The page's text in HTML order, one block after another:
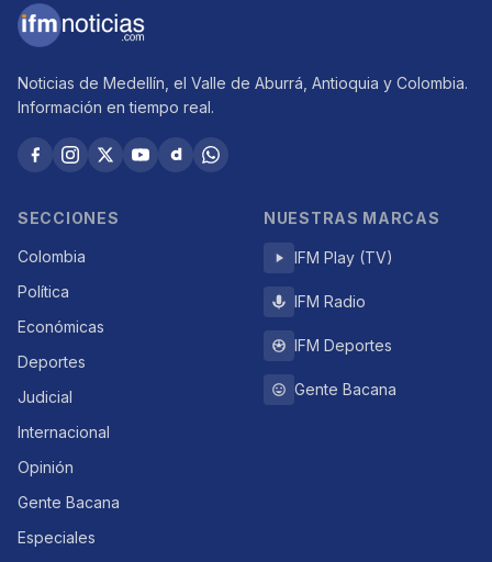
Noticias de Medellín, el Valle de Aburrá, Antioquia y Colombia.
Información en tiempo real.
SECCIONES
Colombia
Política
Económicas
Deportes
Judicial
Internacional
Opinión
Gente Bacana
Especiales
NUESTRAS MARCAS
IFM Play (TV)
IFM Radio
IFM Deportes
Gente Bacana